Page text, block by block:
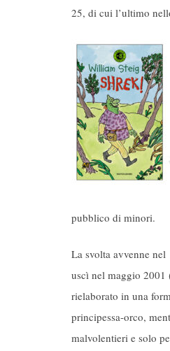
25, di cui l’ultimo
pubblico di minori.
La svolta avvenne
uscì nel maggio 2001
rielaborato in una
principessa-orco,
malvolentieri e solo